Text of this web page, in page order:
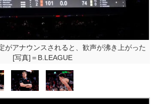
がアナウンスされると、歓声が沸き上がった
[写真]＝B.LEAGUE